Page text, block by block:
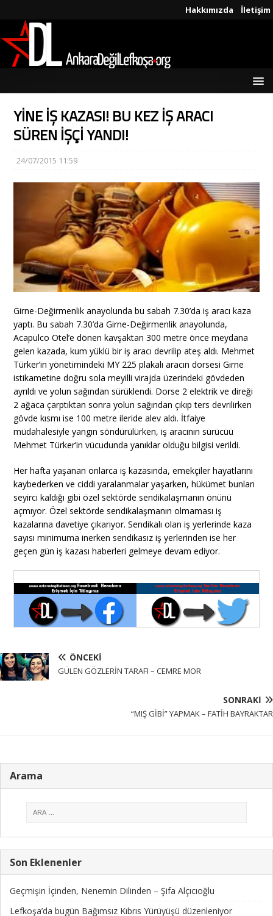
Hakkımızda İletişim
YİNE İŞ KAZASI! BU KEZ İŞ ARACI
SÜREN İŞÇİ YANDI!
24/07/2015 11:59
Girne-Değirmenlik anayolunda bu sabah 7.30’da iş aracı kaza
yaptı. Bu sabah 7.30’da Girne-Değirmenlik anayolunda,
Acapulco Otel’e dönen kavşaktan 300 metre önce meydana
gelen kazada, kum yüklü bir iş aracı devrilip ateş aldı. Mehmet
Türker’in yönetimindeki MY 225 plakalı aracın dorsesi Girne
istikametine doğru sola meyilli virajda üzerindeki gövdeden
ayrıldı ve yolun sağından sürüklendi. Dorse 2 elektrik ve direği
2 ağaca çarptıktan sonra yolun sağından çıkıp ters devrilirken
gövde kısmı ise 100 metre ileride alev aldı. İtfaiye
müdahalesiyle yangın söndürülürken, iş aracının sürücüü
Mehmet Türker’in vücudunda yanıklar olduğu bilgisi verildi.
Her hafta yaşanan onlarca iş kazasında, emekçiler hayatlarını
kaybederken ve ciddi yaralanmalar yaşarken, hükümet bunları
seyirci kaldığı gibi özel sektörde sendikalaşmanın önünü
açmıyor. Özel sektörde sendikalaşmanın olmaması iş
kazalarına davetiye çıkarıyor. Sendikalı olan iş yerlerinde kaza
sayısı minimuma inerken sendikasız iş yerlerinden ise her
geçen gün iş kazası haberleri gelmeye devam ediyor.
ÖNCEKI
GÜLEN GÖZLERİN TARAFI – CEMRE MOR
SONRAKI
“MIŞ GİBİ” YAPMAK – FATİH BAYRAKTAR
Arama
Son Eklenenler
Geçmişin İçinden, Nenemin Dilinden – Şifa Alçıcıoğlu
Lefkoşa’da bugün Bağımsız Kıbrıs Yürüyüşü düzenleniyor